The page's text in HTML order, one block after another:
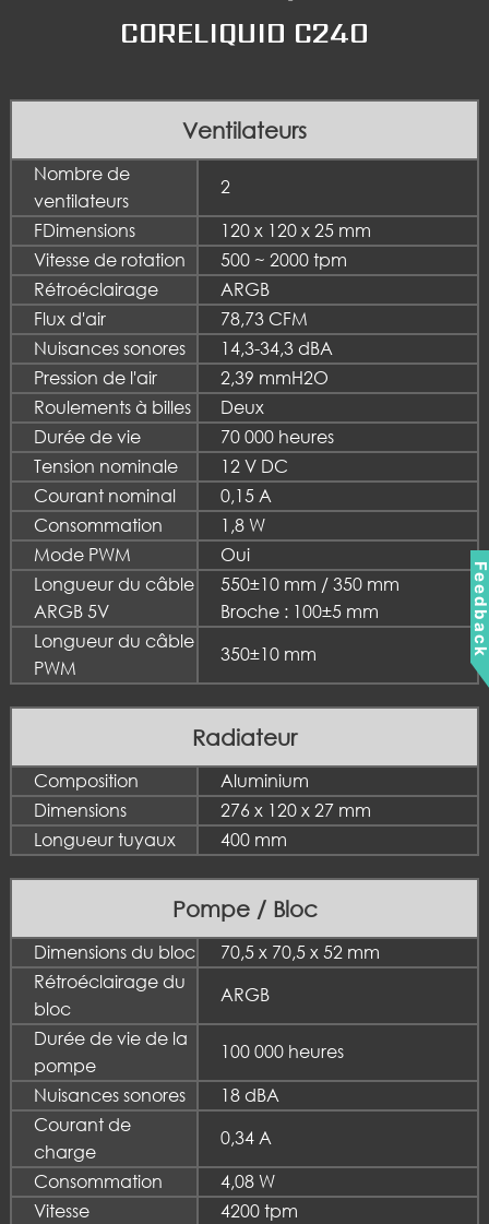
CORELIQUID C240
Ventilateurs
Nombre de
ventilateurs
2
FDimensions
120 x 120 x 25 mm
Vitesse de rotation
500 ~ 2000 tpm
Rétroéclairage
ARGB
Flux d'air
78,73 CFM
Nuisances sonores
14,3-34,3 dBA
Pression de l'air
2,39 mmH2O
Roulements à billes
Deux
Durée de vie
70 000 heures
Tension nominale
12 V DC
Courant nominal
0,15 A
Consommation
1,8 W
Mode PWM
Oui
Longueur du câble
ARGB 5V
550±10 mm / 350 mm
Broche : 100±5 mm
Longueur du câble
PWM
350±10 mm
Radiateur
Composition
Aluminium
Dimensions
276 x 120 x 27 mm
Longueur tuyaux
400 mm
Pompe / Bloc
Dimensions du bloc
70,5 x 70,5 x 52 mm
Rétroéclairage du
bloc
ARGB
Durée de vie de la
pompe
100 000 heures
Nuisances sonores
18 dBA
Courant de
charge
0,34 A
Consommation
4,08 W
Vitesse
4200 tpm